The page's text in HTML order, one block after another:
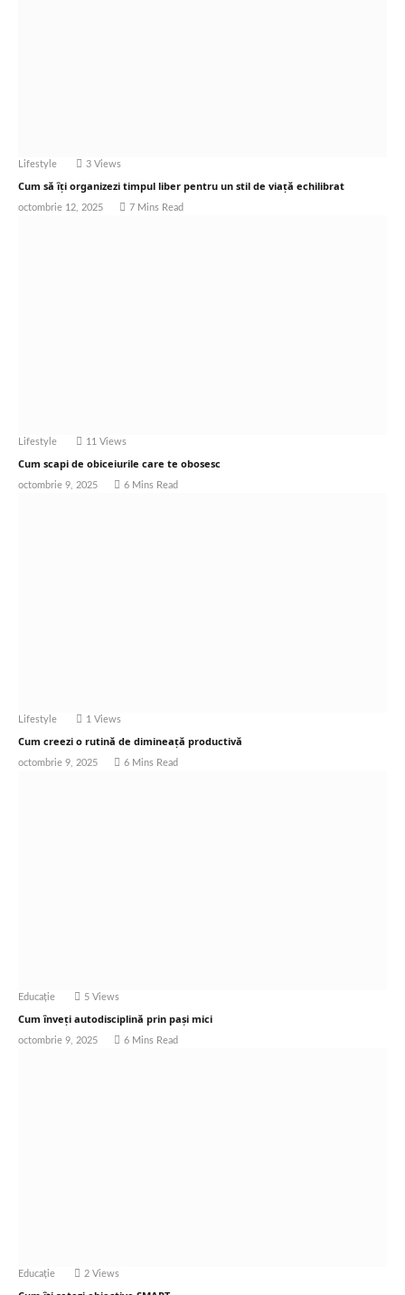
Lifestyle 3 Views
Cum să îți organizezi timpul liber pentru un stil de viață echilibrat
octombrie 12, 2025 7 Mins Read
Lifestyle 11 Views
Cum scapi de obiceiurile care te obosesc
octombrie 9, 2025 6 Mins Read
Lifestyle 1 Views
Cum creezi o rutină de dimineață productivă
octombrie 9, 2025 6 Mins Read
Educație 5 Views
Cum înveți autodisciplină prin pași mici
octombrie 9, 2025 6 Mins Read
Educație 2 Views